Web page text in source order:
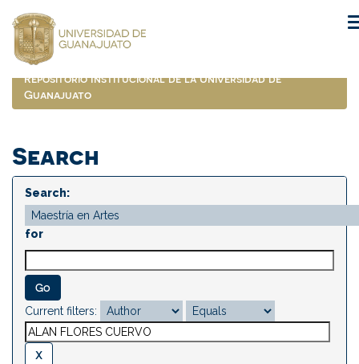
navigation
Repositorio Institucional de la Universidad de
Guanajuato
Search
Search:
for
Current filters: